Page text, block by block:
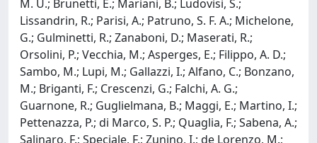
M. U.; Brunetti, E.; Mariani, B.; Ludovisi, S.;
Lissandrin, R.; Parisi, A.; Patruno, S. F. A.; Michelone,
G.; Gulminetti, R.; Zanaboni, D.; Maserati, R.;
Orsolini, P.; Vecchia, M.; Asperges, E.; Filippo, A. D.;
Sambo, M.; Lupi, M.; Gallazzi, I.; Alfano, C.; Bonzano,
M.; Briganti, F.; Crescenzi, G.; Falchi, A. G.;
Guarnone, R.; Guglielmana, B.; Maggi, E.; Martino, I.;
Pettenazza, P.; di Marco, S. P.; Quaglia, F.; Sabena, A.;
Salinaro, F.; Speciale, F.; Zunino, I.; de Lorenzo, M.;